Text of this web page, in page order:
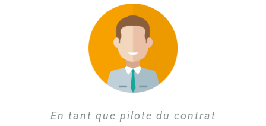
En tant que pilote du contrat
AI & DATA -qui nous accompagne
AI&DATA est à l’écoute de ses clients.
AI&DATA est réputée par son sérieux et
Réactivité, qualité des candidats.